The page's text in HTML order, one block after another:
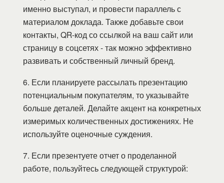
именно выступал, и провести параллель с
материалом доклада. Также добавьте свои
контакты, QR-код со ссылкой на ваш сайт или
страницу в соцсетях - так можно эффективно
развивать и собственный личный бренд.
6. Если планируете рассылать презентацию
потенциальным покупателям, то указывайте
больше деталей. Делайте акцент на конкретных
измеримых количественных достижениях. Не
используйте оценочные суждения.
7. Если презентуете отчет о проделанной
работе, пользуйтесь следующей структурой: